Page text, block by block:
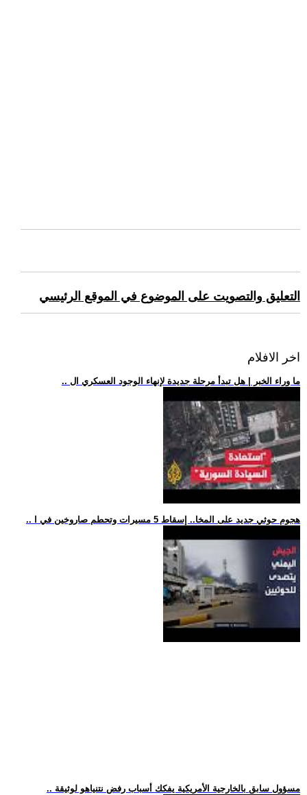
التعليق والتصويت على الموضوع في الموقع الرئيسي
اخر الافلام
.. ما وراء الخبر | هل تبدأ مرحلة جديدة لإنهاء الوجود العسكري ال
.. هجوم حوثي جديد على المخا.. إسقاط 5 مسيرات وتحطم صاروخين في ا
.. مسؤول سابق بالخارجية الأمريكية يفكك أسباب رفض نتنياهو لوثيقة